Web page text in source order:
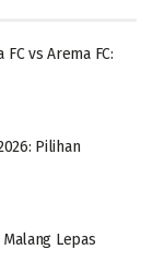
vs Arema FC:
Pilihan
Lepas